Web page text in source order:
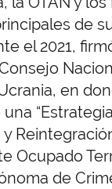
de
el 2021,
en
Ocupado
de